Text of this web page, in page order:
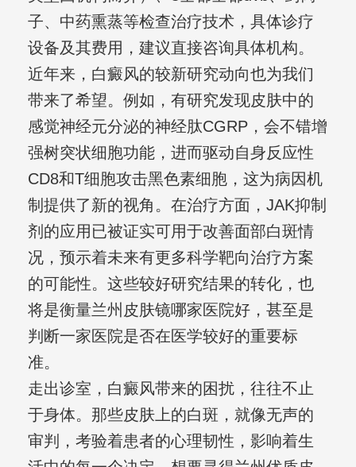
子、中药熏蒸等检查治疗技术，具体诊疗
设备及其费用，建议直接咨询具体机构。
近年来，白癜风的较新研究动向也为我们
带来了希望。例如，有研究发现皮肤中的
感觉神经元分泌的神经肽CGRP，会不错增
强树突状细胞功能，进而驱动自身反应性
CD8和T细胞攻击黑色素细胞，这为病因机
制提供了新的视角。在治疗方面，JAK抑制
剂的应用已被证实可用于改善面部白斑情
况，预示着未来有更多科学靶向治疗方案
的可能性。这些较好研究结果的转化，也
将是衡量兰州皮肤镜哪家医院好，甚至是
判断一家医院是否在医学较好的重要标
准。
走出诊室，白癜风带来的困扰，往往不止
于身体。那些皮肤上的白斑，就像无声的
审判，考验着患者的心理韧性，影响着生